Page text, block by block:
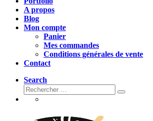
A propos
Blog
Mon compte
Panier
Mes commandes
Conditions générales de vente
Contact
Search
Rechercher
Rechercher